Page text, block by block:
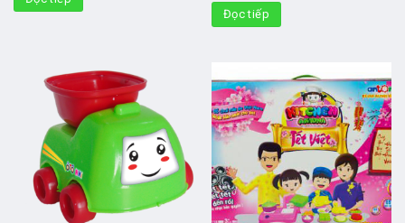
Đọc tiếp